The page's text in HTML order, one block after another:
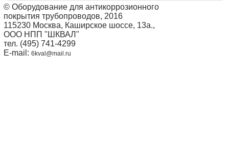
© Оборудование для антикоррозионного
покрытия трубопроводов, 2016
115230 Москва, Каширское шоссе, 13а.,
ООО НПП "ШКВАЛ"
тел. (495) 741-4299
E-mail: 6kval@mail.ru